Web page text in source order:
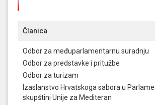
Članica
Odbor za međuparlamentarnu suradnju
Odbor za predstavke i pritužbe
Odbor za turizam
Izaslanstvo Hrvatskoga sabora u
skupštini Unije za Mediteran